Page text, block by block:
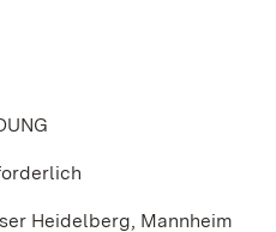
Heidelberg, Mannheim